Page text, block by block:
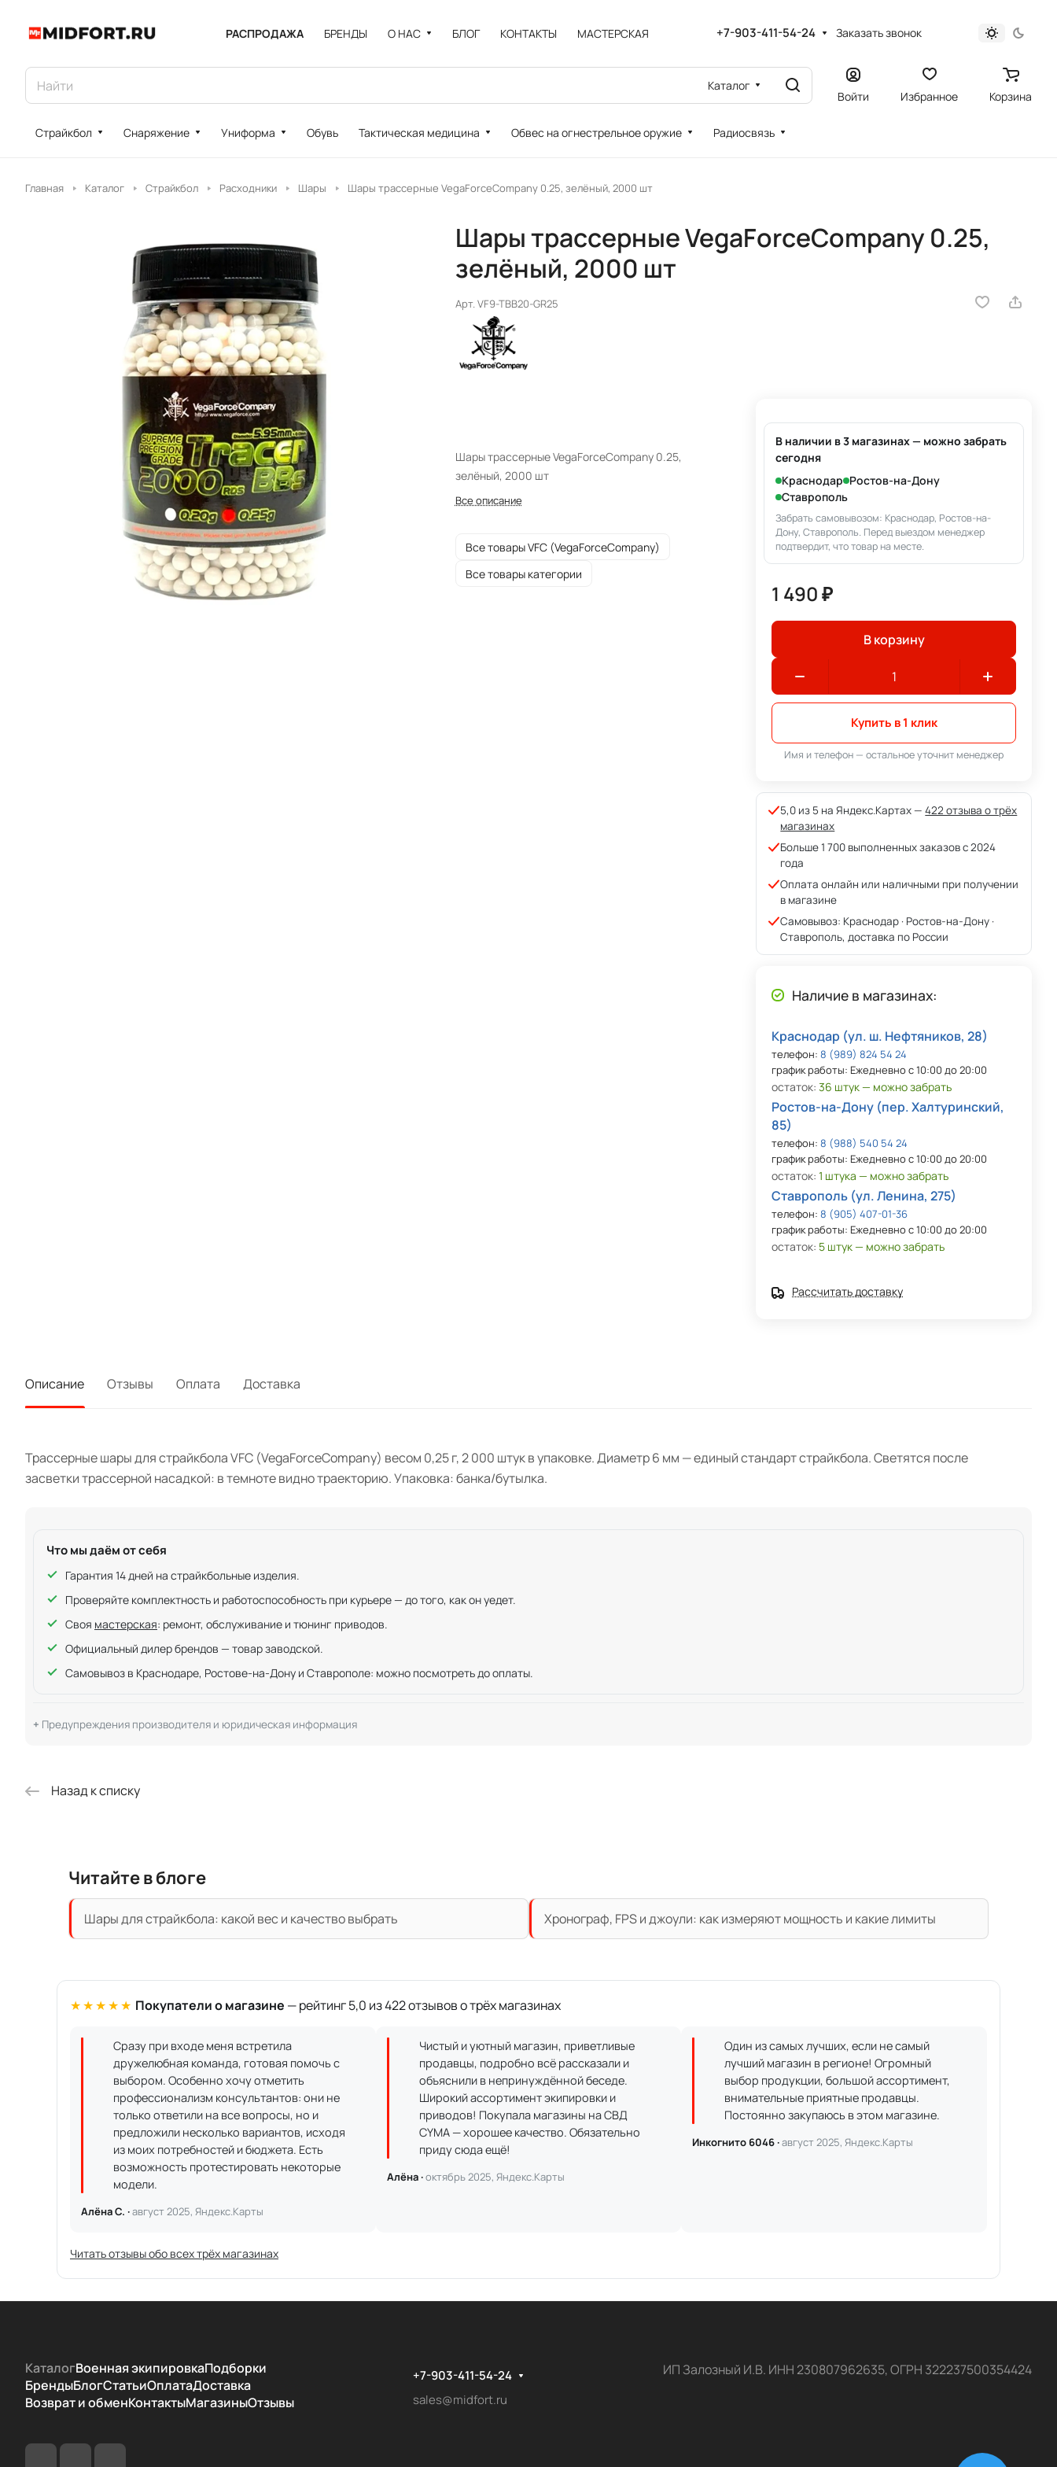
РАСПРОДАЖА БРЕНДЫ О НАС БЛОГ КОНТАКТЫ МАСТЕРСКАЯ +7-903-411-54-24 Заказать звонок
Каталог
Войти Избранное Корзина
Страйкбол Снаряжение Униформа Обувь Тактическая медицина Обвес на огнестрельное оружие Радиосвязь
Главная Каталог Страйкбол Расходники Шары Шары трассерные VegaForceCompany 0.25, зелёный, 2000 шт
Шары трассерные VegaForceCompany 0.25,
зелёный, 2000 шт
Арт.VF9-TBB20-GR25
Шары трассерные VegaForceCompany 0.25,
зелёный, 2000 шт
Все описание
Все товары VFC (VegaForceCompany)
Все товары категории
В наличии в 3 магазинах — можно забрать
сегодня
Краснодар Ростов-на-Дону
Ставрополь
Забрать самовывозом: Краснодар, Ростов-на-
Дону, Ставрополь. Перед выездом менеджер
подтвердит, что товар на месте.
1 490 ₽
В корзину
Купить в 1 клик
Имя и телефон — остальное уточнит менеджер
5,0 из 5 на Яндекс.Картах —422 отзыва о трёх
магазинах
Больше 1 700 выполненных заказов с 2024
года
Оплата онлайн или наличными при получении
в магазине
Самовывоз: Краснодар · Ростов-на-Дону ·
Ставрополь, доставка по России
Наличие в магазинах:
Краснодар (ул. ш. Нефтяников, 28)
телефон:8 (989) 824 54 24
график работы: Ежедневно с 10:00 до 20:00
остаток:36 штук — можно забрать
Ростов-на-Дону (пер. Халтуринский,
85)
телефон:8 (988) 540 54 24
график работы: Ежедневно с 10:00 до 20:00
остаток:1 штука — можно забрать
Ставрополь (ул. Ленина, 275)
телефон:8 (905) 407-01-36
график работы: Ежедневно с 10:00 до 20:00
остаток: 5 штук — можно забрать
Рассчитать доставку
Описание Отзывы Оплата Доставка
Трассерные шары для страйкбола VFC (VegaForceCompany) весом 0,25 г, 2 000 штук в упаковке. Диаметр 6 мм — единый стандарт страйкбола. Светятся после
засветки трассерной насадкой: в темноте видно траекторию. Упаковка: банка/бутылка.
Что мы даём от себя
Гарантия 14 дней на страйкбольные изделия.
Проверяйте комплектность и работоспособность при курьере — до того, как он уедет.
Своя мастерская: ремонт, обслуживание и тюнинг приводов.
Официальный дилер брендов — товар заводской.
Самовывоз в Краснодаре, Ростове-на-Дону и Ставрополе: можно посмотреть до оплаты.
Предупреждения производителя и юридическая информация
Назад к списку
Читайте в блоге
Шары для страйкбола: какой вес и качество выбрать Хронограф, FPS и джоули: как измеряют мощность и какие лимиты
★★★★★ Покупатели о магазине — рейтинг 5,0 из 422 отзывов о трёх магазинах
Сразу при входе меня встретила
дружелюбная команда, готовая помочь с
выбором. Особенно хочу отметить
профессионализм консультантов: они не
только ответили на все вопросы, но и
предложили несколько вариантов, исходя
из моих потребностей и бюджета. Есть
возможность протестировать некоторые
модели.
Алёна С. ·август 2025, Яндекс.Карты
Чистый и уютный магазин, приветливые
продавцы, подробно всё рассказали и
объяснили в непринуждённой беседе.
Широкий ассортимент экипировки и
приводов! Покупала магазины на СВД
CYMA — хорошее качество. Обязательно
приду сюда ещё!
Алёна ·октябрь 2025, Яндекс.Карты
Один из самых лучших, если не самый
лучший магазин в регионе! Огромный
выбор продукции, большой ассортимент,
внимательные приятные продавцы.
Постоянно закупаюсь в этом магазине.
Инкогнито 6046 ·август 2025, Яндекс.Карты
Читать отзывы обо всех трёх магазинах
КаталогВоенная экипировкаПодборки
БрендыБлогСтатьиОплатаДоставка
Возврат и обменКонтактыМагазиныОтзывы
+7-903-411-54-24
sales@midfort.ru
ИП Залозный И.В. ИНН 230807962635, ОГРН 322237500354424